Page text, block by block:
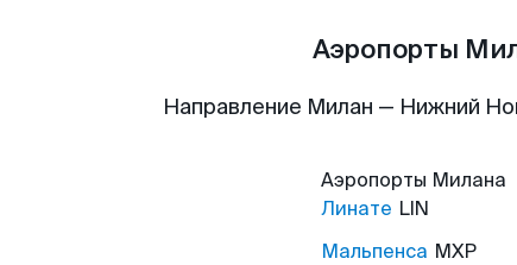
Аэропорты
Направление Милан — Нижний
Аэропорты Милана
Линате LIN
Мальпенса MXP